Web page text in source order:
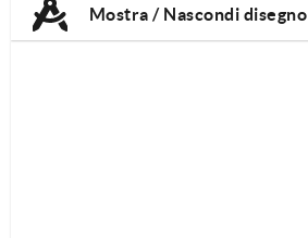
Mostra / Nascondi disegno